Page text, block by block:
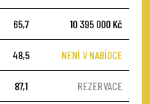
65,7 10 395 000 Kč
48,5 NENÍ V NABÍDCE
87,1 REZERVACE